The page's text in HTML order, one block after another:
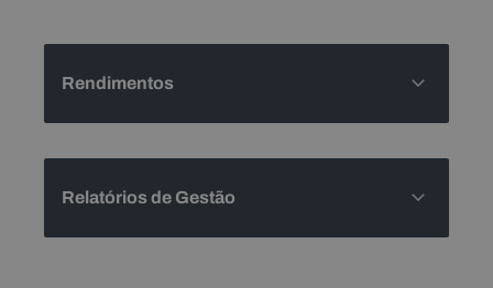
Rendimentos
Relatórios de Gestão